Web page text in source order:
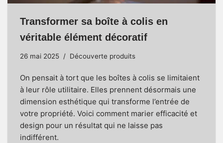
Transformer sa boîte à colis en
véritable élément décoratif
26 mai 2025 Découverte produits
On pensait à tort que les boîtes à colis se limitaient
à leur rôle utilitaire. Elles prennent désormais une
dimension esthétique qui transforme l’entrée de
votre propriété. Voici comment marier efficacité et
design pour un résultat qui ne laisse pas
indifférent.